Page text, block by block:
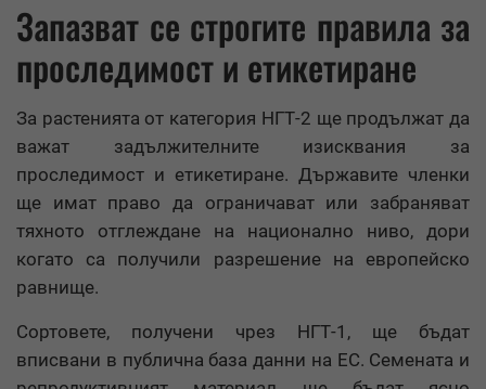
Запазват се строгите правила за
проследимост и етикетиране
За растенията от категория НГТ-2 ще продължат да
важат задължителните изисквания за
проследимост и етикетиране. Държавите членки
ще имат право да ограничават или забраняват
тяхното отглеждане на национално ниво, дори
когато са получили разрешение на европейско
равнище.
Сортовете, получени чрез НГТ-1, ще бъдат
вписвани в публична база данни на ЕС. Семената и